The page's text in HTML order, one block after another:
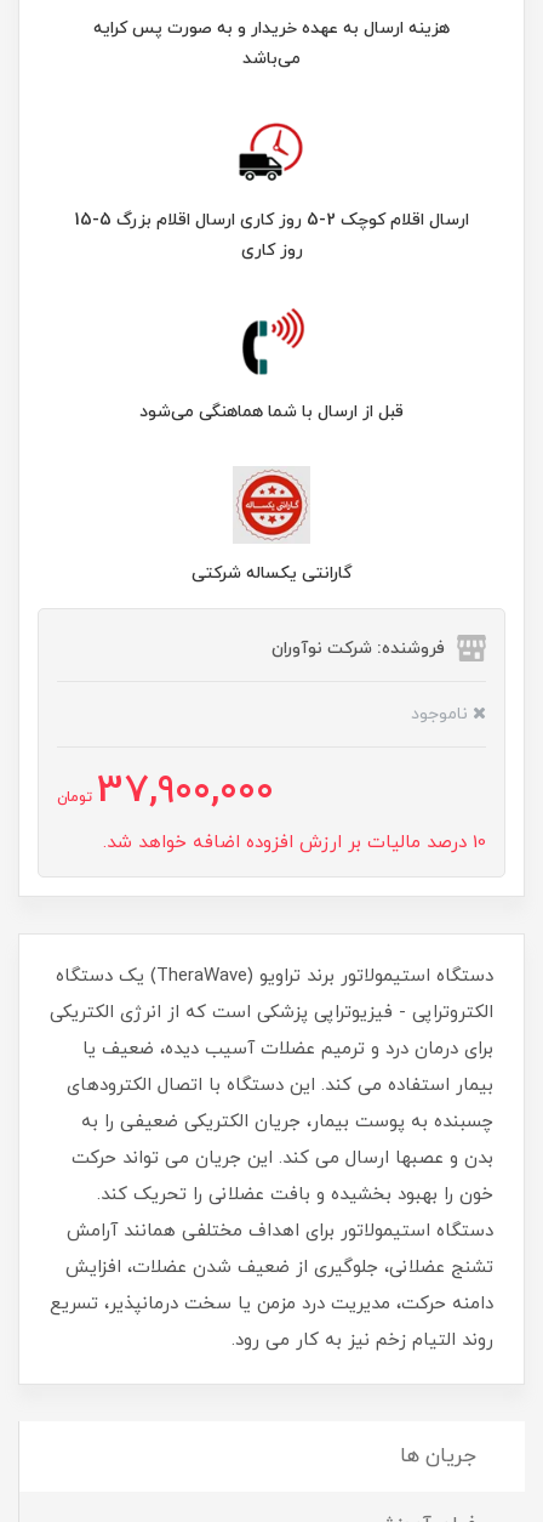
هزینه ارسال به عهده خریدار و به صورت پس کرایه
می‌باشد
ارسال اقلام کوچک 2-5 روز کاری ارسال اقلام بزرگ 5-15
روز کاری
قبل از ارسال با شما هماهنگی می‌شود
گارانتی یکساله شرکتی
فروشنده: شرکت نوآوران
ناموجود
37,900,000 تومان
10 درصد مالیات بر ارزش افزوده اضافه خواهد شد.
دستگاه استیمولاتور برند تراویو (TheraWave) یک دستگاه
الکتروتراپی - فیزیوتراپی پزشکی است که از انرژی الکتریکی
برای درمان درد و ترمیم عضلات آسیب دیده، ضعیف یا
بیمار استفاده می کند. این دستگاه با اتصال الکترودهای
چسبنده به پوست بیمار، جریان الکتریکی ضعیفی را به
بدن و عصبها ارسال می کند. این جریان می تواند حرکت
خون را بهبود بخشیده و بافت عضلانی را تحریک کند.
دستگاه استیمولاتور برای اهداف مختلفی همانند آرامش
تشنج عضلانی، جلوگیری از ضعیف شدن عضلات، افزایش
دامنه حرکت، مدیریت درد مزمن یا سخت درمانپذیر، تسریع
روند التیام زخم نیز به کار می رود.
جریان ها